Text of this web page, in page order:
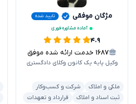
مژگان موفقی
تایید شده
آماده مشاوره فوری
۴.۹
۱۶۸۷ خدمت ارائه شده موفق
وکیل پایه یک کانون وکلای دادگستری
ملکی و املاک
شرکت و کسب‌وکار
ثبت اسناد و املاک
قرارداد و تعهدات